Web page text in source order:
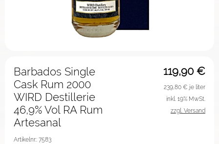
119,90 €
Barbados Single
Cask Rum 2000
WIRD Destillerie
46,9% Vol RA Rum
Artesanal
Artikelnr.: 7583
239,80 € je liter
inkl. 19% MwSt.
zzgl. Versand